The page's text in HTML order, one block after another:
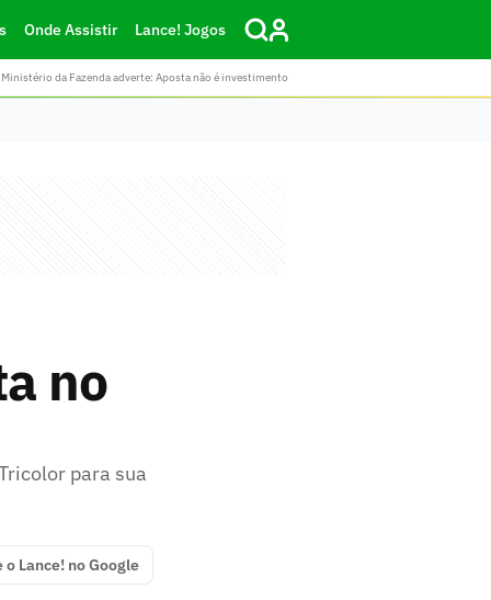
Onde Assistir Lance! Jogos
da Fazenda adverte: Aposta não é investimento
no
para sua
o Lance! no Google